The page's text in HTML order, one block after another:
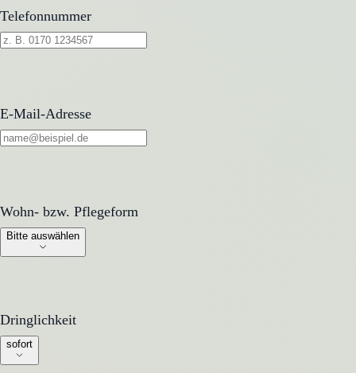
Telefonnummer
E-Mail-Adresse
Wohn- bzw. Pflegeform
Wohn- bzw. Pflegeform
Bitte auswählen
Dringlichkeit
Dringlichkeit
sofort